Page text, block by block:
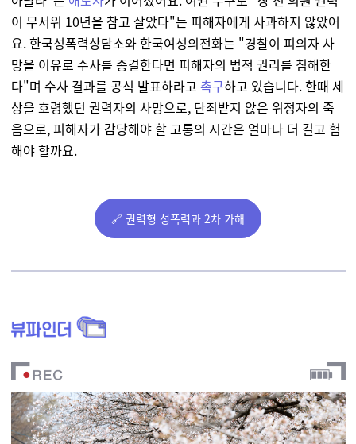
이 무서워 10년을 참고 살았다"는 피해자에게 사과하지 않았어
요.한국성폭력상담소와 한국여성의전화는 "경찰이 피의자 사
망을 이유로 수사를 종결한다면 피해자의 법적 권리를 침해한
다"며 수사 결과를 공식 발표하라고 촉구하고 있습니다.한때 세
상을 호령했던 권력자의 사망으로, 단죄받지 않은 위정자의 죽
음으로, 피해자가 감당해야 할 고통의 시간은 얼마나 더 길고 험
해야 할까요.
🔗 권력형 성폭력과 2차 가해